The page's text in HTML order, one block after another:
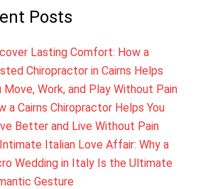
Posts
Lasting Comfort: How a
Chiropractor in Cairns Helps
Move, Work, and Play Without Pain
a Cairns Chiropractor Helps You
Better and Live Without Pain
Italian Love Affair: Why a
Wedding in Italy Is the Ultimate
Gesture